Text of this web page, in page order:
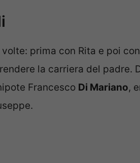
prima con Rita e poi
la carriera del padre.
Francesco Di Mariano,